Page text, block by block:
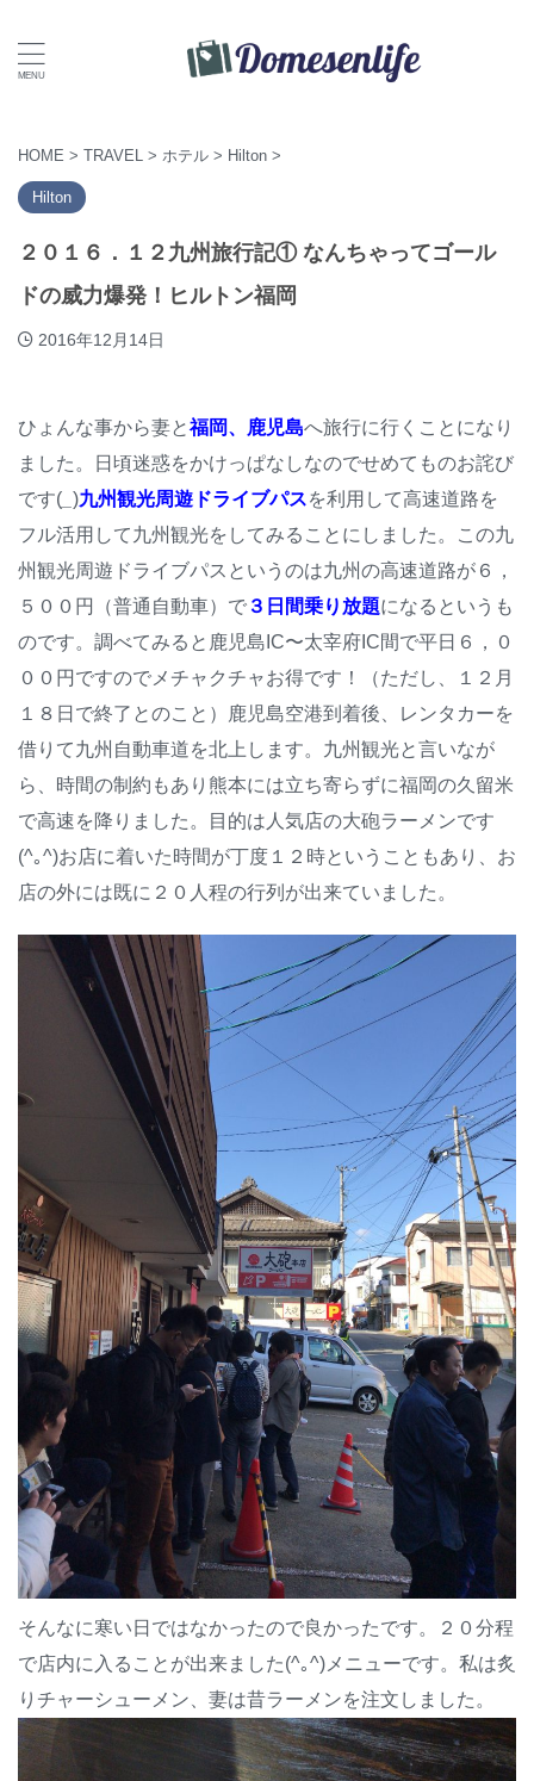
HOME > TRAVEL > ホテル > Hilton >
Hilton
２０１６．１２九州旅行記① なんちゃってゴール
ドの威力爆発！ヒルトン福岡
2016年12月14日
ひょんな事から妻と福岡、鹿児島へ旅行に行くことになり
ました。日頃迷惑をかけっぱなしなのでせめてものお詫び
です( )九州観光周遊ドライブパスを利用して高速道路を
フル活用して九州観光をしてみることにしました。この九
州観光周遊ドライブパスというのは九州の高速道路が６，
５００円（普通自動車）で ３日間乗り放題になるというも
のです。調べてみると鹿児島IC〜太宰府IC間で平日６，０
００円ですのでメチャクチャお得です！（ただし、１２月
１８日で終了とのこと）鹿児島空港到着後、レンタカーを
借りて九州自動車道を北上します。九州観光と言いなが
ら、時間の制約もあり熊本には立ち寄らずに福岡の久留米
で高速を降りました。目的は人気店の大砲ラーメンです
(^｡^)お店に着いた時間が丁度１２時ということもあり、お
店の外には既に２０人程の行列が出来ていました。
そんなに寒い日ではなかったので良かったです。２０分程
で店内に入ることが出来ました(^｡^)メニューです。私は炙
りチャーシューメン、妻は昔ラーメンを注文しました。